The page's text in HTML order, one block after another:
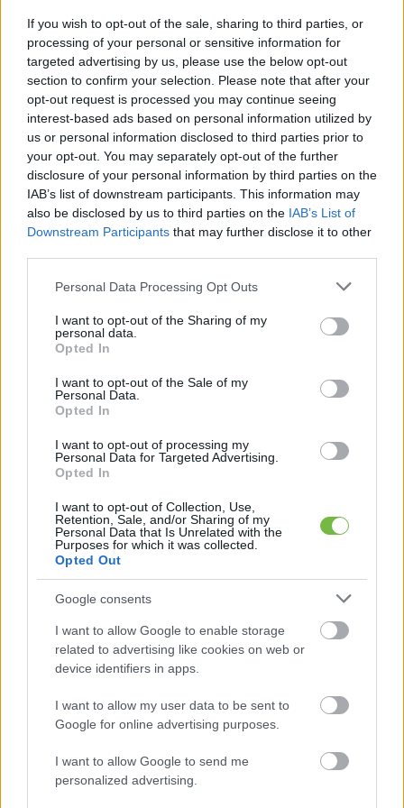
If you wish to opt-out of the sale, sharing to third parties, or
processing of your personal or sensitive information for
targeted advertising by us, please use the below opt-out
section to confirm your selection. Please note that after your
opt-out request is processed you may continue seeing
interest-based ads based on personal information utilized by
us or personal information disclosed to third parties prior to
your opt-out. You may separately opt-out of the further
disclosure of your personal information by third parties on the
IAB’s list of downstream participants. This information may
also be disclosed by us to third parties on the IAB’s List of
Downstream Participants that may further disclose it to other
Please note that this website/app uses one or more Google
not limited to your visit or usage behaviour. You may click to
grant or deny consent to Google and its third-party tags to
use your data for below specified purposes in below Google
consent section.
Personal Data Processing Opt Outs
I want to opt-out of the Sharing of my
personal data.
Opted In
I want to opt-out of the Sale of my
Personal Data.
Opted In
I want to opt-out of processing my
Personal Data for Targeted Advertising.
Opted In
I want to opt-out of Collection, Use,
Retention, Sale, and/or Sharing of my
Personal Data that Is Unrelated with the
Purposes for which it was collected.
Opted Out
Google consents
I want to allow Google to enable storage
related to advertising like cookies on web or
device identifiers in apps.
I want to allow my user data to be sent to
Google for online advertising purposes.
I want to allow Google to send me
personalized advertising.
tartalmazzon a termék!
Legyen valaki a közeli hozzátartozóid, barátaid
közül, aki támogat, és akivel megoszthatod a
törekvéseidet! Egy külső kontroll sosem árt, hiszen
előfordulhat, hogy időszakosan lankad a figyelmed,
vagy éppen lustaságból nem mindig akarsz törődni
ezzel, ilyenkor jól jön egy külső figyelmeztetés,
hogy visszatérj az általad kijelölt útra. Szerencsés
esetben még sikerülhet őt is motiválnod arra, hogy
odafigyeljen az étkezésére, és együtt még
könnyebb lesz a célotokat elérni!
Ha rád tör a vágy az édességek iránt, néha
beleférhet egy-egy süti, de mégiscsak kell egy
módszer a mindennapokra, amivel el tudod vonni a
figyelmedet az édességek utáni sóvárgásról. A
vízivás erre tökéletes megoldás, 1-2 pohár víz
érzünk, valójában a szomjúságunkat jelzi.
Citrommal, citromfűvel, mentával ízesítve a
vizünket pedig még frissítőbb élmény lesz a